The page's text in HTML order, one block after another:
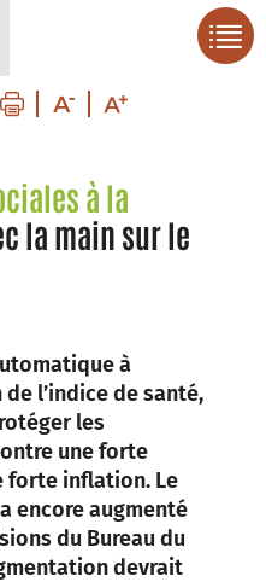
à la
la main sur le
à
l’indice de santé,
les
une forte
forte inflation. Le
encore augmenté
du Bureau du
devrait